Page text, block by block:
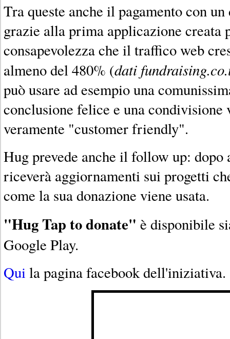
Tra queste anche il pagamento con
grazie alla prima applicazione creata
consapevolezza che il traffico web
almeno del 480% (dati
può usare ad esempio una
conclusione felice e una condivisione
veramente "customer friendly".
Hug prevede anche il follow up: dopo
riceverà aggiornamenti sui progetti
come la sua donazione viene usata.
"Hug Tap to donate" è disponibile
Google Play.
Quila pagina facebook dell'iniziativa.